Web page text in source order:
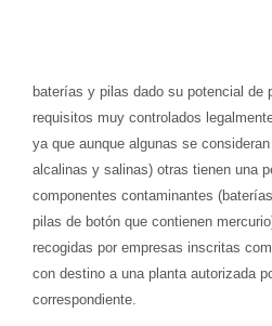
baterías y pilas dado su potencial de
requisitos muy controlados
ya que aunque algunas se
alcalinas y salinas) otras tienen una
componentes contaminantes
pilas de botón que contienen
recogidas por empresas inscritas
con destino a una planta autorizada
correspondiente.